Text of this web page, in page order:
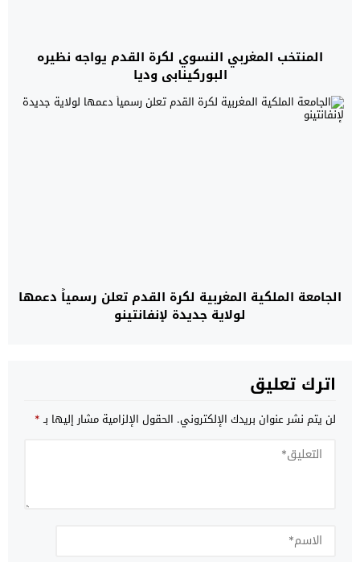
المنتخب المغربي النسوي لكرة القدم يواجه نظيره
البوركينابي وديا
الجامعة الملكية المغربية لكرة القدم تعلن رسمياً دعمها
لولاية جديدة لإنفانتينو
اترك تعليق
لن يتم نشر عنوان بريدك الإلكتروني. الحقول الإلزامية مشار إليها بـ*